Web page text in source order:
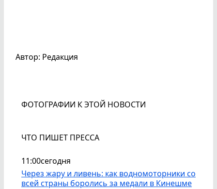
Автор: Редакция
ФОТОГРАФИИ К ЭТОЙ НОВОСТИ
ЧТО ПИШЕТ ПРЕССА
11:00сегодня
Через жару и ливень: как водномоторники со
всей страны боролись за медали в Кинешме